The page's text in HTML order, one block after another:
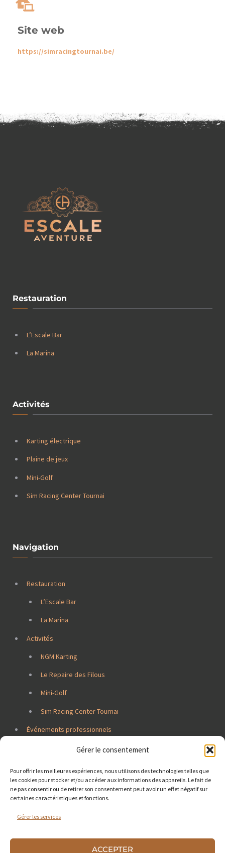
Gérer le consentement
Pour offrir les meilleures expériences, nous utilisons des technologies telles que
les cookies pour stocker et/ou accéder aux informations des appareils. Le fait de
ne pas consentir ou de retirer son consentement peut avoir un effet négatif sur
certaines caractéristiques et fonctions.
Gérer les services
ACCEPTER
Site web
https://simracingtournai.be/
Restauration
L’Escale Bar
La Marina
Activités
Karting électrique
Plaine de jeux
Mini-Golf
Sim Racing Center Tournai
Navigation
Restauration
L’Escale Bar
La Marina
Activités
NGM Karting
Le Repaire des Filous
Mini-Golf
Sim Racing Center Tournai
Événements professionnels